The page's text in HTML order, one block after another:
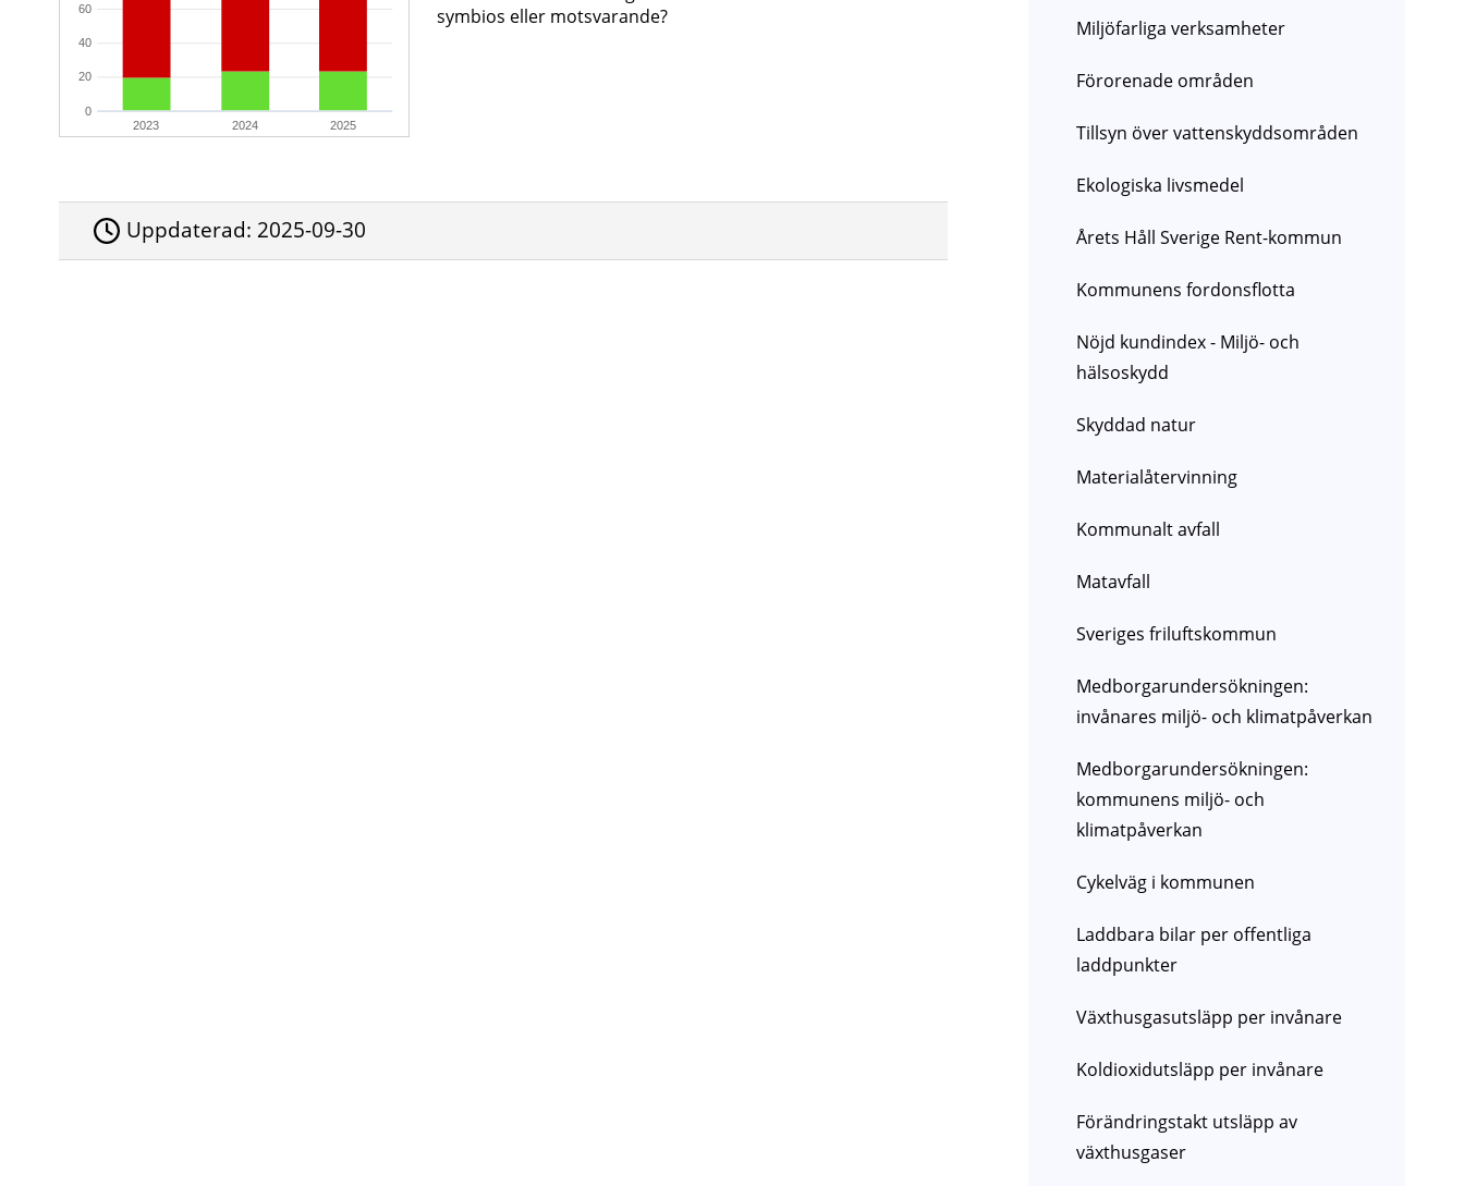
2023 2024 2025
0
20
40
60
symbios eller motsvarande?
Uppdaterad: 2025-09-30
Miljöfarliga verksamheter
Förorenade områden
Tillsyn över vattenskyddsområden
Ekologiska livsmedel
Årets Håll Sverige Rent-kommun
Kommunens fordonsflotta
Nöjd kundindex - Miljö- och
hälsoskydd
Skyddad natur
Materialåtervinning
Kommunalt avfall
Matavfall
Sveriges friluftskommun
Medborgarundersökningen:
invånares miljö- och klimatpåverkan
Medborgarundersökningen:
kommunens miljö- och
klimatpåverkan
Cykelväg i kommunen
Laddbara bilar per offentliga
laddpunkter
Växthusgasutsläpp per invånare
Koldioxidutsläpp per invånare
Förändringstakt utsläpp av
växthusgaser